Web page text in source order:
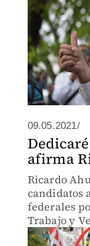
09.05.2021/
afirma
Ricardo
candidatos
federales
Trabajo y